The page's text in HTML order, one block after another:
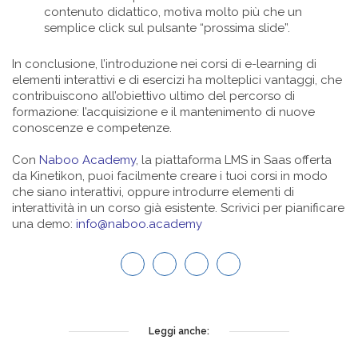
contenuto didattico, motiva molto più che un
semplice click sul pulsante “prossima slide”.
In conclusione, l’introduzione nei corsi di e-learning di
elementi interattivi e di esercizi ha molteplici vantaggi, che
contribuiscono all’obiettivo ultimo del percorso di
formazione: l’acquisizione e il mantenimento di nuove
conoscenze e competenze.
Con Naboo Academy, la piattaforma LMS in Saas offerta
da Kinetikon, puoi facilmente creare i tuoi corsi in modo
che siano interattivi, oppure introdurre elementi di
interattività in un corso già esistente. Scrivici per pianificare
una demo: info@naboo.academy
Leggi anche: